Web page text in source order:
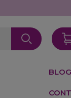
BLOG